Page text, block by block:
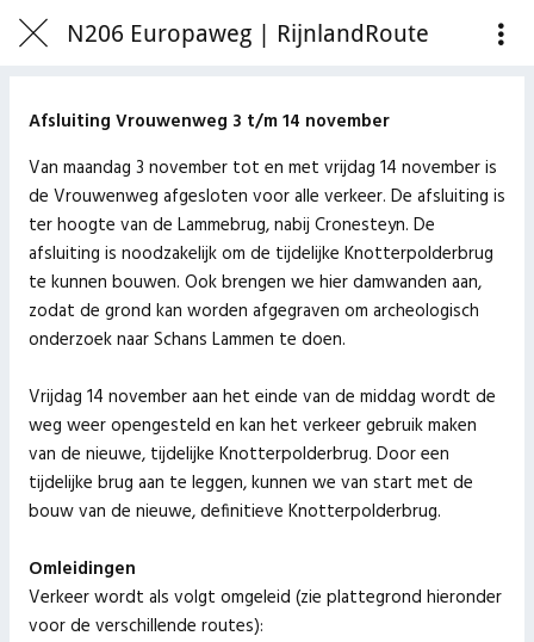
N206 Europaweg | RijnlandRoute
Afsluiting Vrouwenweg 3 t/m 14 november
Van maandag 3 november tot en met vrijdag 14 november is
de Vrouwenweg afgesloten voor alle verkeer. De afsluiting is
ter hoogte van de Lammebrug, nabij Cronesteyn. De
afsluiting is noodzakelijk om de tijdelijke Knotterpolderbrug
te kunnen bouwen. Ook brengen we hier damwanden aan,
zodat de grond kan worden afgegraven om archeologisch
onderzoek naar Schans Lammen te doen.
Vrijdag 14 november aan het einde van de middag wordt de
weg weer opengesteld en kan het verkeer gebruik maken
van de nieuwe, tijdelijke Knotterpolderbrug. Door een
tijdelijke brug aan te leggen, kunnen we van start met de
bouw van de nieuwe, definitieve Knotterpolderbrug.
Omleidingen
Verkeer wordt als volgt omgeleid (zie plattegrond hieronder
voor de verschillende routes):